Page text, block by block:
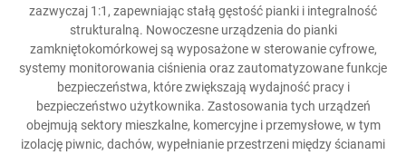
zazwyczaj 1:1, zapewniając stałą gęstość pianki i integralność
strukturalną. Nowoczesne urządzenia do pianki
zamkniętokomórkowej są wyposażone w sterowanie cyfrowe,
systemy monitorowania ciśnienia oraz zautomatyzowane funkcje
bezpieczeństwa, które zwiększają wydajność pracy i
bezpieczeństwo użytkownika. Zastosowania tych urządzeń
obejmują sektory mieszkalne, komercyjne i przemysłowe, w tym
izolację piwnic, dachów, wypełnianie przestrzeni między ścianami